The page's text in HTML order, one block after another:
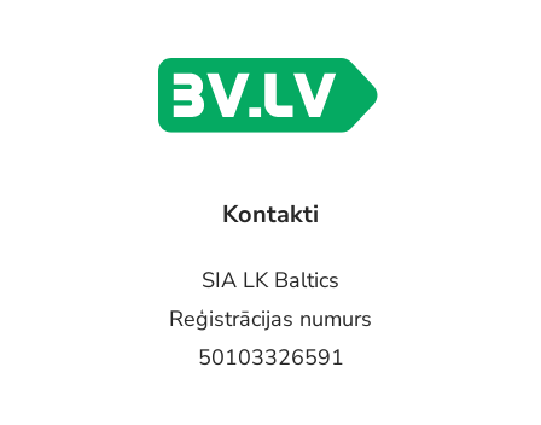
Kontakti
SIA LK Baltics
Reģistrācijas numurs
50103326591